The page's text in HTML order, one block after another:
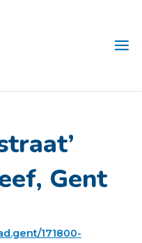
Gent
171800-